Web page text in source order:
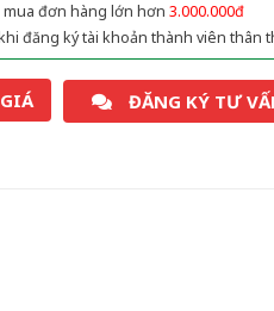
mua đơn hàng lớn hơn 3.000.000đ
đăng ký tài khoản thành viên thân
ĐĂNG KÝ TƯ